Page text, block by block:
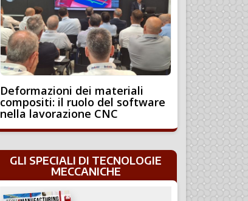
Deformazioni dei materiali
compositi: il ruolo del software
nella lavorazione CNC
GLI SPECIALI DI TECNOLOGIE
MECCANICHE